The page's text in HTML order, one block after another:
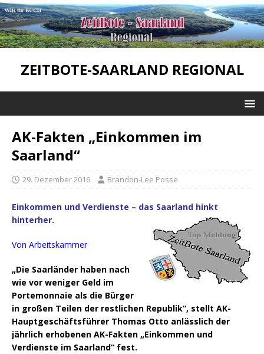
ZEITBOTE-SAARLAND REGIONAL
AK-Fakten „Einkommen im
Saarland“
29. Dezember 2016 Brandon-Lee Posse
Einkommen und Verdienste – das Saarland hinkt
hinterher.
Von Arbeitskammer
„Die Saarländer haben nach
wie vor weniger Geld im
Portemonnaie als die Bürger
in großen Teilen der restlichen Republik“, stellt AK-
Hauptgeschäftsführer Thomas Otto anlässlich der
jährlich erhobenen AK-Fakten „Einkommen und
Verdienste im Saarland“ fest.